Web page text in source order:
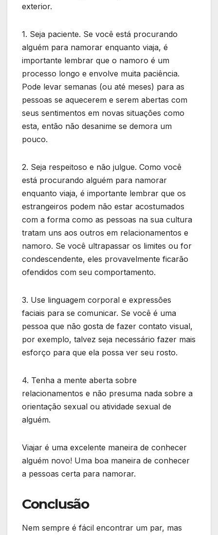
exterior.
1. Seja paciente. Se você está procurando
alguém para namorar enquanto viaja, é
importante lembrar que o namoro é um
processo longo e envolve muita paciência.
Pode levar semanas (ou até meses) para as
pessoas se aquecerem e serem abertas com
seus sentimentos em novas situações como
esta, então não desanime se demora um
pouco.
2. Seja respeitoso e não julgue. Como você
está procurando alguém para namorar
enquanto viaja, é importante lembrar que os
estrangeiros podem não estar acostumados
com a forma como as pessoas na sua cultura
tratam uns aos outros em relacionamentos e
namoro. Se você ultrapassar os limites ou for
condescendente, eles provavelmente ficarão
ofendidos com seu comportamento.
3. Use linguagem corporal e expressões
faciais para se comunicar. Se você é uma
pessoa que não gosta de fazer contato visual,
por exemplo, talvez seja necessário fazer mais
esforço para que ela possa ver seu rosto.
4. Tenha a mente aberta sobre
relacionamentos e não presuma nada sobre a
orientação sexual ou atividade sexual de
alguém.
Viajar é uma excelente maneira de conhecer
alguém novo! Uma boa maneira de conhecer
a pessoas certa para namorar.
Conclusão
Nem sempre é fácil encontrar um par, mas